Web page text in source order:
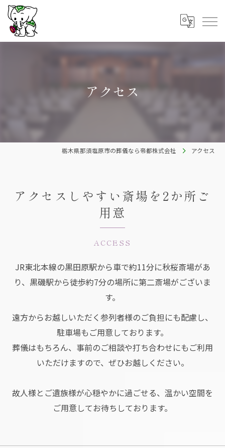
アクセス
栃木県那須塩原市の葬儀なら帝都株式会社 アクセス
アクセスしやすい斎場を2か所ご
用意
ACCESS
JR東北本線の黒田原駅から車で約11分に秋桜斎場があ
り、黒磯駅から徒歩約7分の場所に第二斎場がございま
す。
遠方からお越しいただく参列者様のご負担にも配慮し、
駐車場もご用意しております。
葬儀はもちろん、事前のご相談や打ち合わせにもご利用
いただけますので、ぜひお越しください。
故人様とご遺族様が心穏やかに過ごせる、温かい空間を
ご用意してお待ちしております。